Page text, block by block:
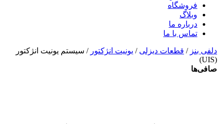
فروشگاه
وبلاگ
درباره ما
تماس با ما
دلفی بنز / قطعات دیزلی / یونیت انژکتور / سیستم یونیت انژکتور
(UIS)
صافی‌ها